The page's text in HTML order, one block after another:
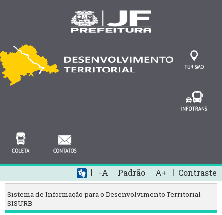
Contraste
| -A Padrão A+ |
Sistema de Informação para o Desenvolvimento Territorial -
SISURB